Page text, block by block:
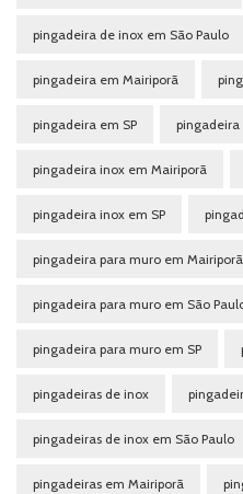
pingadeira de inox em São Paulo
pingadeira em Mairiporã
pingadeira em SP pingadeira
pingadeira inox em Mairiporã
pingadeira inox em SP
pingadeira para muro em Mairiporã
pingadeira para muro em São
pingadeira para muro em SP
pingadeiras de inox
pingadeiras de inox em São Paulo
pingadeiras em Mairiporã